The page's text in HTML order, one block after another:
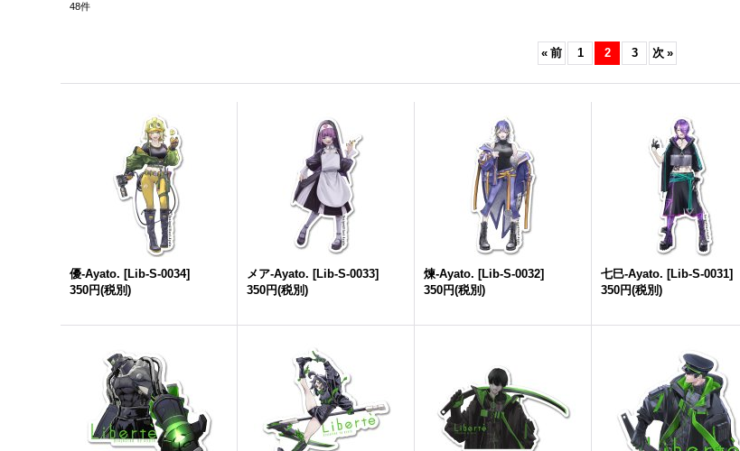
48件
« 前 1 2 3 次 »
優-Ayato. [Lib-S-0034]
350円(税別)
メア-Ayato. [Lib-S-0033]
350円(税別)
煉-Ayato. [Lib-S-0032]
350円(税別)
七巳-Ayato. [Lib-S-0031]
350円(税別)